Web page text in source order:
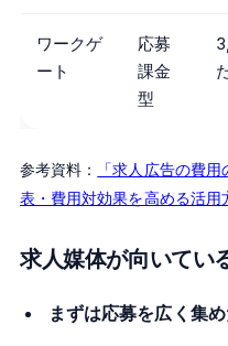
ワークゲ
ート
応募
課金
型
参考資料：
「求人広告の費
表・費用対効果を高める活用
求人媒体が向いてい
まずは応募を広く集